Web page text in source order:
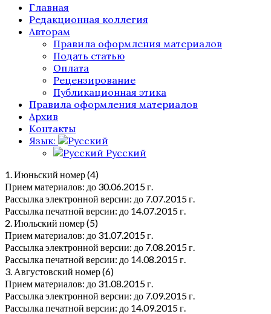
Главная
Редакционная коллегия
Авторам
Правила оформления материалов
Подать статью
Оплата
Рецензирование
Публикационная этика
Правила оформления материалов
Архив
Контакты
Язык:
Русский
1. Июньский номер (4)
Прием материалов: до 30.06.2015 г.
Рассылка электронной версии: до 7.07.2015 г.
Рассылка печатной версии: до 14.07.2015 г.
2. Июльский номер (5)
Прием материалов: до 31.07.2015 г.
Рассылка электронной версии: до 7.08.2015 г.
Рассылка печатной версии: до 14.08.2015 г.
3. Августовский номер (6)
Прием материалов: до 31.08.2015 г.
Рассылка электронной версии: до 7.09.2015 г.
Рассылка печатной версии: до 14.09.2015 г.